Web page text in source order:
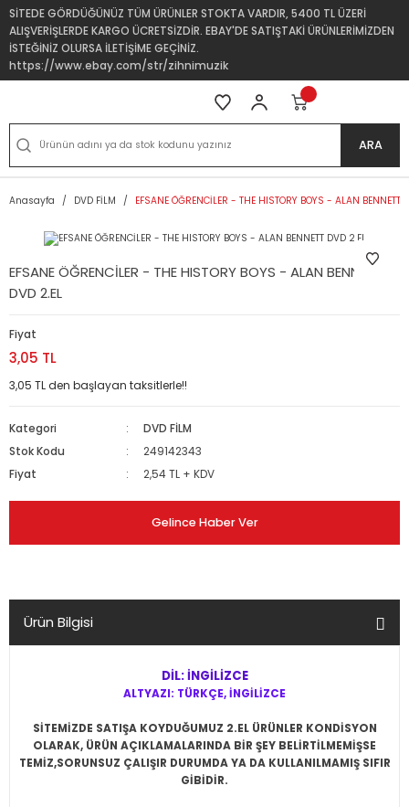
SİTEDE GÖRDÜĞÜNÜZ TÜM ÜRÜNLER STOKTA VARDIR, 5400 TL ÜZERİ
ALIŞVERİŞLERDE KARGO ÜCRETSİZDİR. EBAY'DE SATIŞTAKİ ÜRÜNLERİMİZDEN
İSTEĞİNİZ OLURSA İLETİŞİME GEÇİNİZ.
https://www.ebay.com/str/zihnimuzik
ARA
Anasayfa DVD FİLM EFSANE ÖĞRENCİLER - THE HISTORY BOYS - ALAN BENNETT
EFSANE ÖĞRENCİLER - THE HISTORY BOYS - ALAN BENNETT
DVD 2.EL
Fiyat
3,05 TL
3,05 TL den başlayan taksitlerle!!
Kategori
DVD FİLM
Stok Kodu
249142343
Fiyat
2,54 TL + KDV
Gelince Haber Ver
Ürün Bilgisi
DİL: İNGİLİZCE
ALTYAZI: TÜRKÇE, İNGİLİZCE
SİTEMİZDE SATIŞA KOYDUĞUMUZ 2.EL ÜRÜNLER KONDİSYON
OLARAK, ÜRÜN AÇIKLAMALARINDA BİR ŞEY BELİRTİLMEMİŞSE
TEMİZ,SORUNSUZ ÇALIŞIR DURUMDA YA DA KULLANILMAMIŞ SIFIR
GİBİDİR.